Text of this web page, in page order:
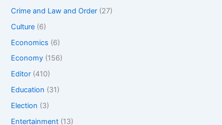
Crime and Law and Order (27)
Culture (6)
Economics (6)
Economy (156)
Editor (410)
Education (31)
Election (3)
Entertainment (13)